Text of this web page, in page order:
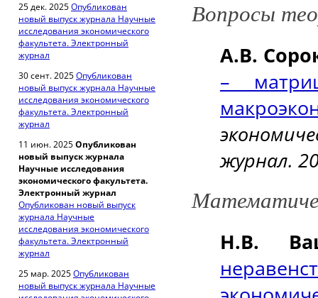
25 дек. 2025Опубликован
новый выпуск журнала Научные
исследования экономического
факультета. Электронный
журнал
30 сент. 2025Опубликован
новый выпуск журнала Научные
исследования экономического
факультета. Электронный
журнал
11 июн. 2025Опубликован
новый выпуск журнала
Научные исследования
экономического факультета.
Электронный журнал
Опубликован новый выпуск
журнала Научные
исследования экономического
факультета. Электронный
журнал
25 мар. 2025Опубликован
новый выпуск журнала Научные
Вопросы
А.В.
–
журнал.
Н.В.